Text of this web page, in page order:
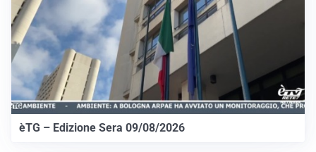
èTG – Edizione Sera 09/08/2026